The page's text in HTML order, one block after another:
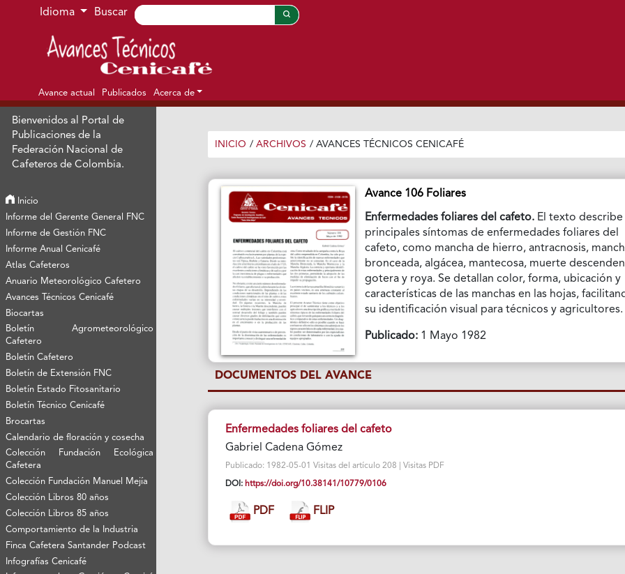
Ir al menú de navegación principal
Ir al contenido principal
Ir al pie de página del sitio
Idioma Buscar
Avance actual Publicados Acerca de
Bienvenidos al Portal de
Publicaciones de la
Federación Nacional de
Cafeteros de Colombia.
Inicio
Informe del Gerente General FNC
Informe de Gestión FNC
Informe Anual Cenicafé
Atlas Cafeteros
Anuario Meteorológico Cafetero
Avances Técnicos Cenicafé
Biocartas
Boletín Agrometeorológico
Cafetero
Boletín Cafetero
Boletín de Extensión FNC
Boletín Estado Fitosanitario
Boletín Técnico Cenicafé
Brocartas
Calendario de floración y cosecha
Colección Fundación Ecológica
Cafetera
Colección Fundación Manuel Mejía
Colección Libros 80 años
Colección Libros 85 años
Comportamiento de la Industria
Finca Cafetera Santander Podcast
Infografías Cenicafé
INICIO / ARCHIVOS / AVANCES TÉCNICOS CENICAFÉ
Avance 106 Foliares
Enfermedades foliares del cafeto. El texto describe
principales síntomas de enfermedades foliares del
cafeto, como mancha de hierro, antracnosis,
bronceada, algácea, mantecosa, muerte
gotera y roya. Se detallan color, forma, ubicación y
características de las manchas en las hojas,
su identificación visual para técnicos y agricultores.
Publicado: 1 Mayo 1982
DOCUMENTOS DEL AVANCE
Enfermedades foliares del cafeto
Gabriel Cadena Gómez
Publicado: 1982-05-01 Visitas del artículo 208 | Visitas PDF
DOI: https://doi.org/10.38141/10779/0106
PDF FLIP